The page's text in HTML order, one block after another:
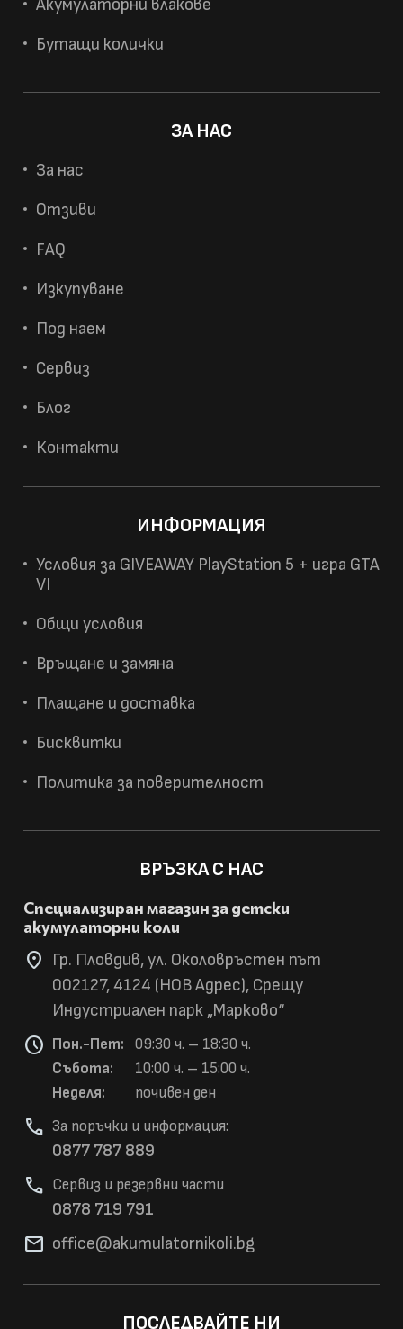
Акумулаторни влакове
Бутащи колички
ЗА НАС
За нас
Отзиви
FAQ
Изкупуване
Под наем
Сервиз
Блог
Контакти
ИНФОРМАЦИЯ
Условия за GIVEAWAY PlayStation 5 + игра GTA
VI
Общи условия
Връщане и замяна
Плащане и доставка
Бисквитки
Политика за поверителност
ВРЪЗКА С НАС
Специализиран магазин за детски
акумулаторни коли
location_on
Гр. Пловдив, ул. Околовръстен път
002127, 4124 (НОВ Адрес), Срещу
Индустриален парк „Марково“
schedule Пон.-Пет:
09:30 ч. – 18:30 ч.
Събота:
10:00 ч. – 15:00 ч.
Неделя:
почивен ден
За поръчки и информация:
phone
0877 787 889
Сервиз и резервни части
phone
0878 719 791
mail office@akumulatornikoli.bg
ПОСЛЕДВАЙТЕ НИ